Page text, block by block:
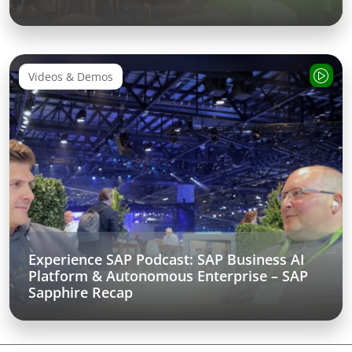
Videos & Demos
Experience SAP Podcast: SAP Business AI
Platform & Autonomous Enterprise – SAP
Sapphire Recap